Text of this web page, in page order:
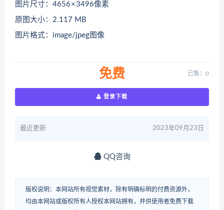
图片尺寸：4656 × 3496像素
原图大小：2.117 MB
图片格式：image/jpeg图像
免费 已售：0
登录下载
最近更新 2023年09月23日
QQ咨询
版权说明：本网站所有视觉素材，除有明确标明的付费资源外，
均由本网站或版权所有人授权本网站拥有，并供使用者免费下载